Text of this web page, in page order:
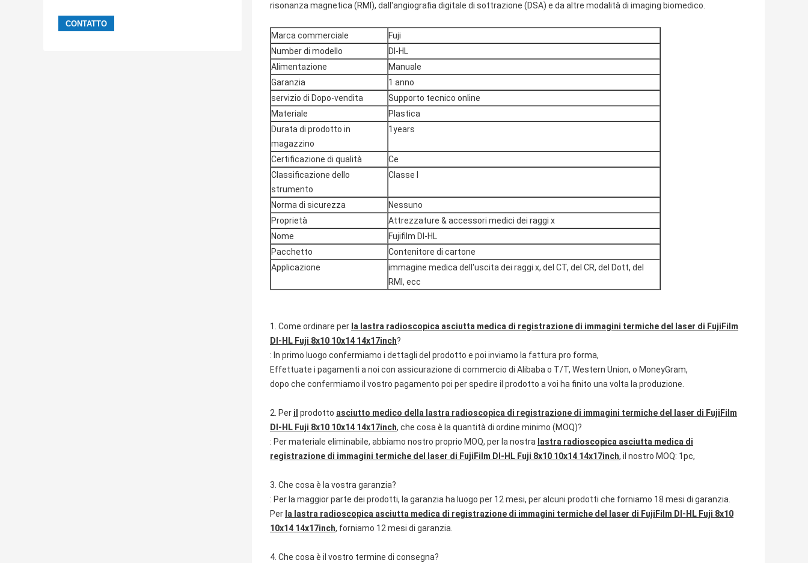
risonanza magnetica (RMI), dall'angiografia digitale di sottrazione (DSA) e da altre modalità di imaging biomedico.
Marca commerciale
Fuji
Number di modello
DI-HL
Alimentazione
Manuale
Garanzia
1 anno
servizio di Dopo-vendita
Supporto tecnico online
Materiale
Plastica
Durata di prodotto in
magazzino
1years
Certificazione di qualità
Ce
Classificazione dello
strumento
Classe I
Norma di sicurezza
Nessuno
Proprietà
Attrezzature & accessori medici dei raggi x
Nome
Fujifilm DI-HL
Pacchetto
Contenitore di cartone
Applicazione
immagine medica dell'uscita dei raggi x, del CT, del CR, del Dott, del
RMI, ecc
1. Come ordinare per la lastra radioscopica asciutta medica di registrazione di immagini termiche del laser di FujiFilm
DI-HL Fuji 8x10 10x14 14x17inch?
: In primo luogo confermiamo i dettagli del prodotto e poi inviamo la fattura pro forma,
Effettuate i pagamenti a noi con assicurazione di commercio di Alibaba o T/T, Western Union, o MoneyGram,
dopo che confermiamo il vostro pagamento poi per spedire il prodotto a voi ha finito una volta la produzione.
2. Per il prodotto asciutto medico della lastra radioscopica di registrazione di immagini termiche del laser di FujiFilm
DI-HL Fuji 8x10 10x14 14x17inch, che cosa è la quantità di ordine minimo (MOQ)?
: Per materiale eliminabile, abbiamo nostro proprio MOQ, per la nostra lastra radioscopica asciutta medica di
registrazione di immagini termiche del laser di FujiFilm DI-HL Fuji 8x10 10x14 14x17inch, il nostro MOQ: 1pc,
3. Che cosa è la vostra garanzia?
: Per la maggior parte dei prodotti, la garanzia ha luogo per 12 mesi, per alcuni prodotti che forniamo 18 mesi di garanzia.
Per la lastra radioscopica asciutta medica di registrazione di immagini termiche del laser di FujiFilm DI-HL Fuji 8x10
10x14 14x17inch, forniamo 12 mesi di garanzia.
4. Che cosa è il vostro termine di consegna?